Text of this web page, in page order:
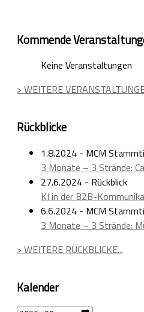
Kommende
Keine Veranstaltungen
> WEITERE
Rückblicke
1.8.2024 - MCM
3 Monate – 3 Strände:
27.6.2024 - Rückblick
KI in der B2B-
6.6.2024 - MCM
3 Monate – 3 Strände:
> WEITERE RÜCKBLICKE...
Kalender